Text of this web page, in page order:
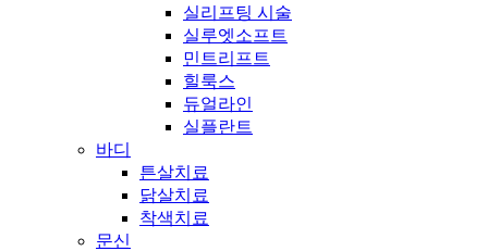
실리프팅 시술
실루엣소프트
민트리프트
힐룩스
듀얼라인
실플란트
바디
튼살치료
닭살치료
착색치료
문신